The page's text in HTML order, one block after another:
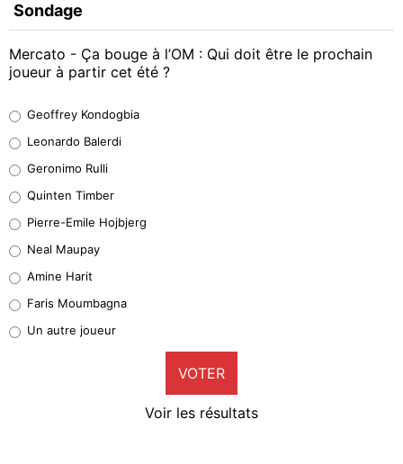
Sondage
Mercato - Ça bouge à l’OM : Qui doit être le prochain
joueur à partir cet été ?
38%
32%
5%
1%
9%
Geoffrey Kondogbia
Leonardo Balerdi
Geronimo Rulli
Quinten Timber
Pierre-Emile Hojbjerg
Neal Maupay
Amine Harit
Faris Moumbagna
Un autre joueur
VOTER
Voir les résultats